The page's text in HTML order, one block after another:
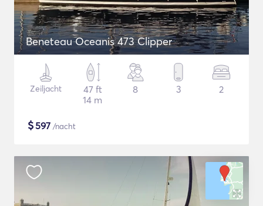
Beneteau Oceanis 473 Clipper
Zeiljacht
47 ft
14 m
8 3 2
$597 /nacht